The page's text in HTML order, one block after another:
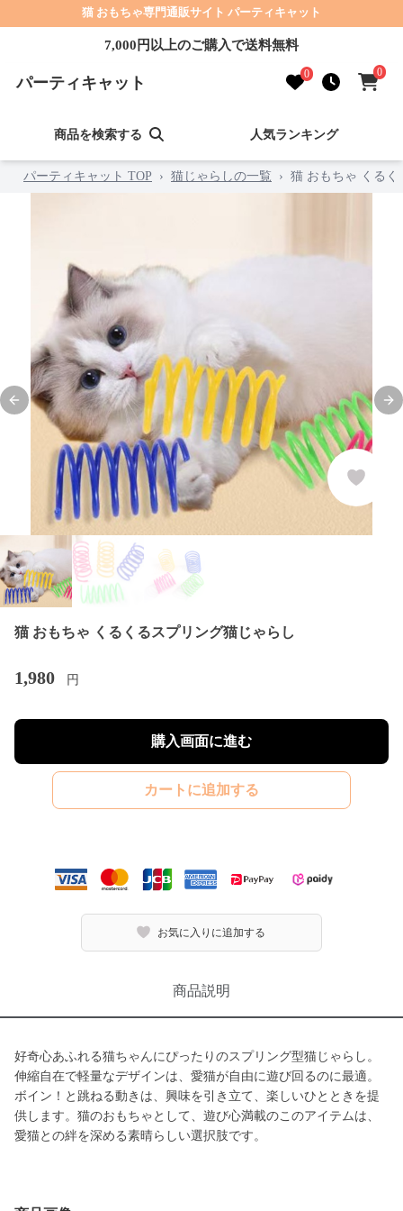
猫 おもちゃ専門通販サイト パーティキャット
7,000円以上のご購入で送料無料
パーティキャット 0 0
商品を検索する 人気ランキング
パーティキャット TOP › 猫じゃらしの一覧 › 猫 おもちゃ くるく
Previous slide
猫 おもちゃ くるくるスプリング猫じゃらし
1,980 円
購入画面に進む
カートに追加する
お気に入りに追加する
商品説明
好奇心あふれる猫ちゃんにぴったりのスプリング型猫じゃらし。
伸縮自在で軽量なデザインは、愛猫が自由に遊び回るのに最適。
ボイン！と跳ねる動きは、興味を引き立て、楽しいひとときを提
供します。猫のおもちゃとして、遊び心満載のこのアイテムは、
愛猫との絆を深める素晴らしい選択肢です。